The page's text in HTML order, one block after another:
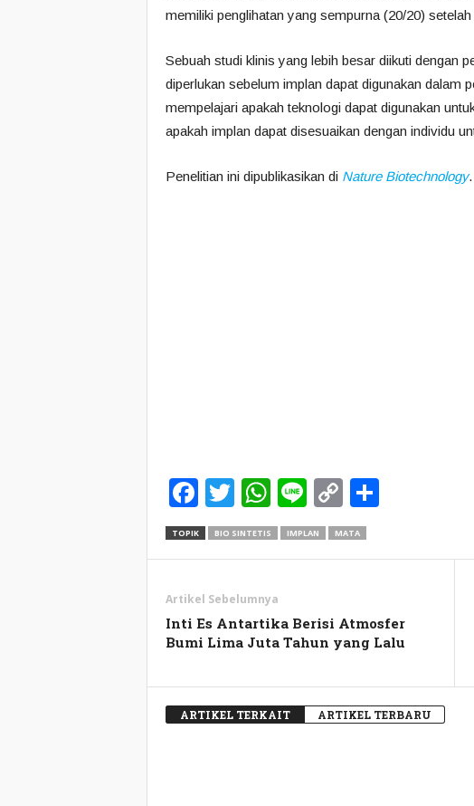
memiliki penglihatan yang sempurna (20/20)
Sebuah studi klinis yang lebih besar diikuti dengan
diperlukan sebelum implan dapat digunakan dalam
mempelajari apakah teknologi dapat digunakan
apakah implan dapat disesuaikan dengan individu
Penelitian ini dipublikasikan di Nature Biotechnology.
Facebook
Twitter
WhatsApp
LineCopy
Link
TOPIK BIO SINTETIS IMPLAN MATA
Artikel Sebelumnya
Inti Es Antartika Berisi Atmosfer
Bumi Lima Juta Tahun yang Lalu
ARTIKEL TERKAIT ARTIKEL TERBARU